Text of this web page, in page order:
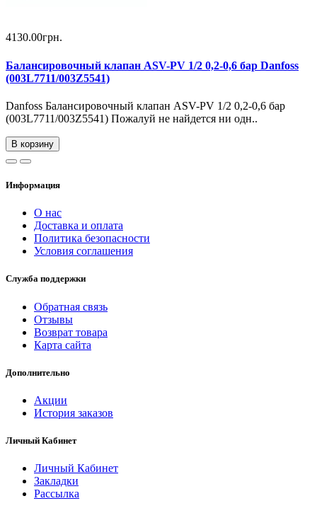
4130.00грн.
Балансировочный клапан ASV-PV 1/2 0,2-0,6 бар Danfoss
(003L7711/003Z5541)
Danfoss Балансировочный клапан ASV-PV 1/2 0,2-0,6 бар
(003L7711/003Z5541) Пожалуй не найдется ни одн..
В корзину
Информация
О нас
Доставка и оплата
Политика безопасности
Условия соглашения
Служба поддержки
Обратная связь
Отзывы
Возврат товара
Карта сайта
Дополнительно
Акции
История заказов
Личный Кабинет
Личный Кабинет
Закладки
Рассылка